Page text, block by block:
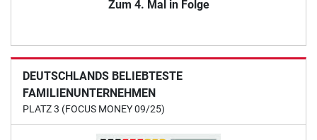
Zum 4. Mal in Folge
DEUTSCHLANDS BELIEBTESTE
FAMILIENUNTERNEHMEN
PLATZ 3 (FOCUS MONEY 09/25)